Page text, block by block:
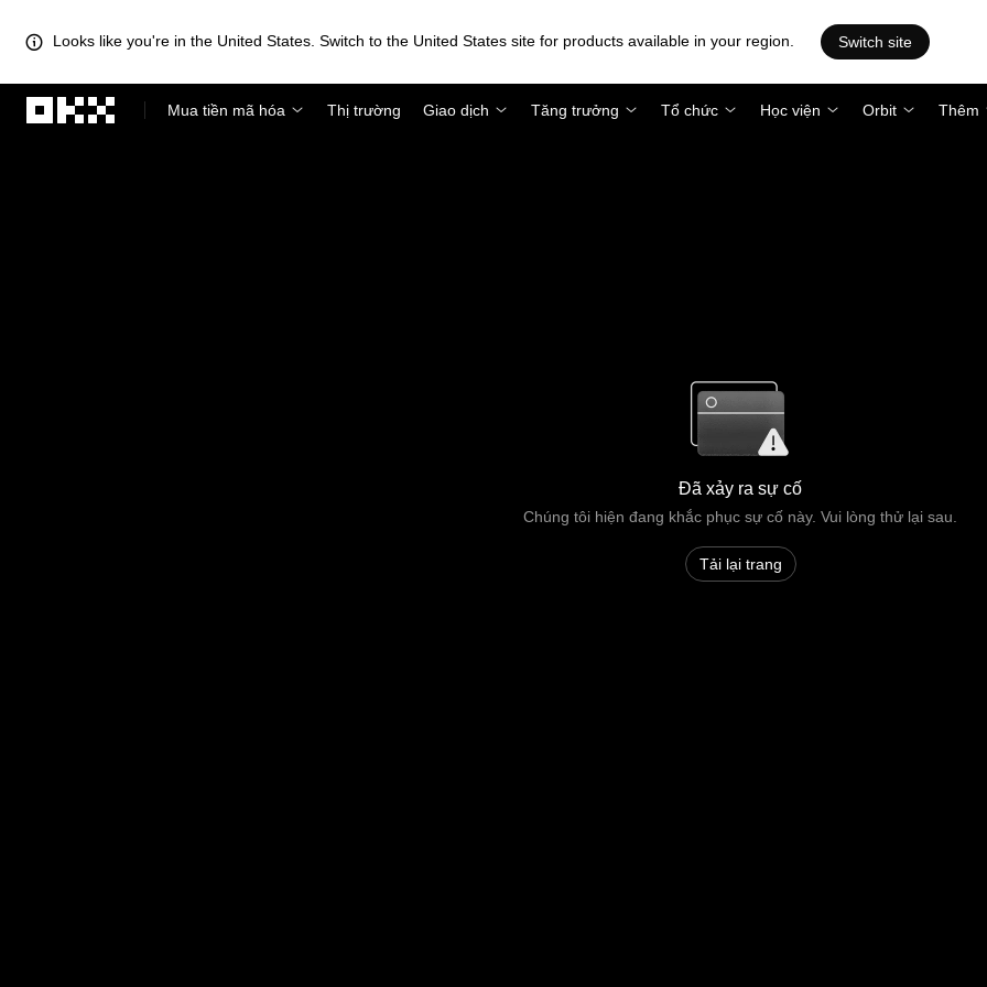
Looks like you're in the United States. Switch to the United States site for products available in your region. Switch site
Mua tiền mã hóa
Thị trường Giao dịch Tăng trưởng Tổ chức Học viện Orbit Thêm
Đã xảy ra sự cố
Chúng tôi hiện đang khắc phục sự cố này. Vui lòng thử lại sau.
Tải lại trang